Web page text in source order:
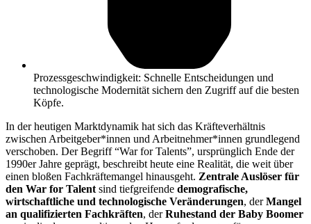
Prozessgeschwindigkeit: Schnelle Entscheidungen und
technologische Modernität sichern den Zugriff auf die besten
Köpfe.
In der heutigen Marktdynamik hat sich das Kräfteverhältnis
zwischen Arbeitgeber*innen und Arbeitnehmer*innen grundlegend
verschoben. Der Begriff “War for Talents”, ursprünglich Ende der
1990er Jahre geprägt, beschreibt heute eine Realität, die weit über
einen bloßen Fachkräftemangel hinausgeht. Zentrale Auslöser für
den War for Talent sind tiefgreifende demografische,
wirtschaftliche und technologische Veränderungen, derMangel
an qualifizierten Fachkräften, derRuhestand der Baby Boomer